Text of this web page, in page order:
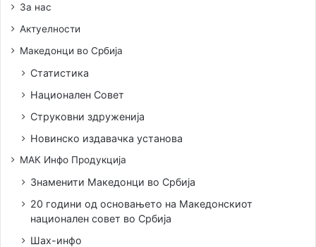
За нас
Актуелности
Македонци во Србија
Статистика
Национален Совет
Струковни здруженија
Новинско издавачка установа
МАК Инфо Продукција
Знаменити Македонци во Србија
20 години од основањето на Македонскиот
национален совет во Србија
Шах-инфо